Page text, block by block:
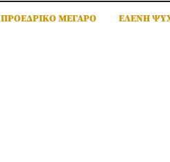
ΠΡΟΕΔΡΙΚΟ ΜΕΓΑΡΟ
ΕΛΕΝΗ